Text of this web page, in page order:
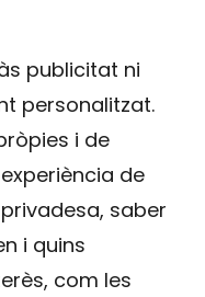
publicitat ni
personalitzat.
i de
de
saber
i quins
com les